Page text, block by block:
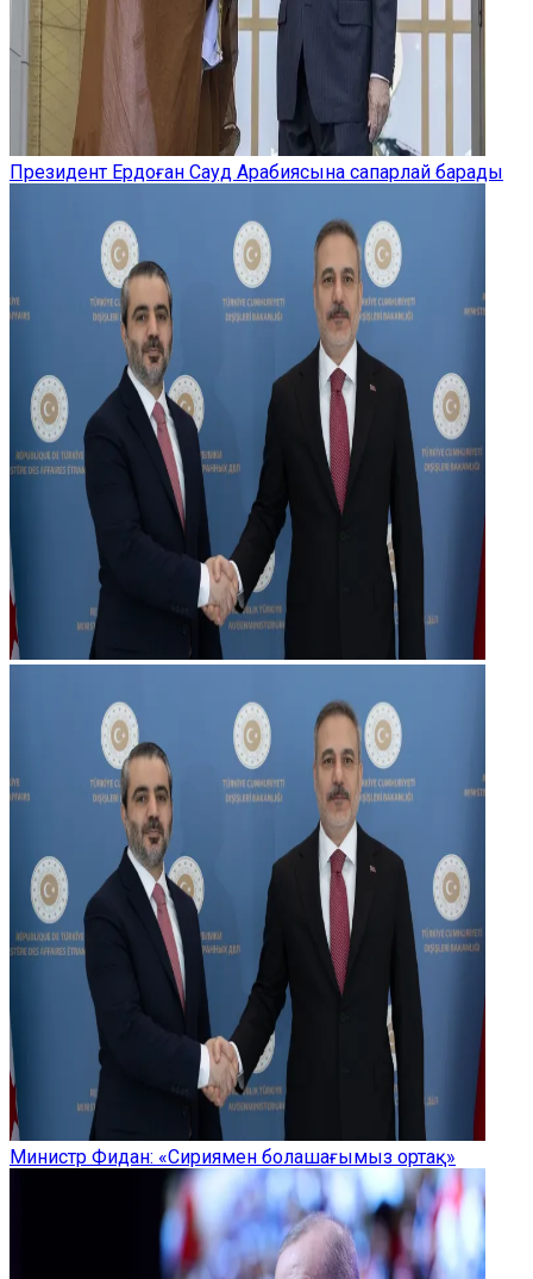
Президент Ердоған Сауд Арабиясына сапарлай барады
Министр Фидан: «Сириямен болашағымыз ортақ»